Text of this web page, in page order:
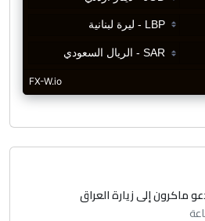
ماكرون إلى زيارة العراق